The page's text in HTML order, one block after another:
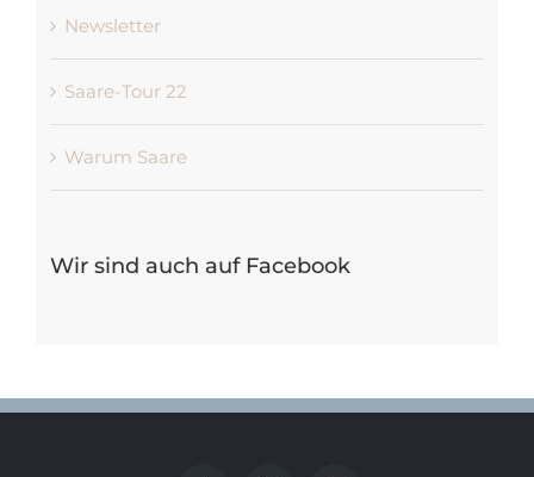
Newsletter
Saare-Tour 22
Warum Saare
Wir sind auch auf Facebook